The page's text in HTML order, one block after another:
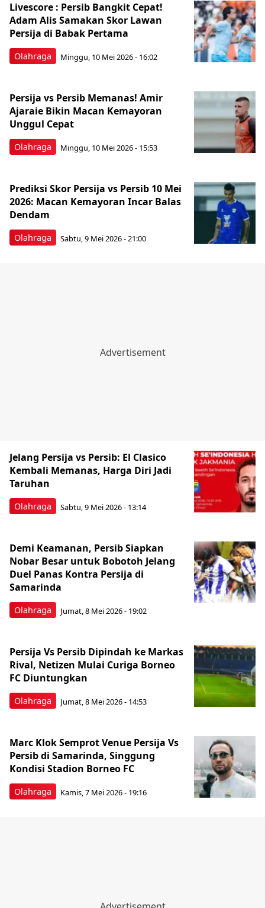
Olahraga
Livescore : Persib Bangkit Cepat!
Adam Alis Samakan Skor Lawan
Persija di Babak Pertama
Minggu, 10 Mei 2026 - 16:02
Olahraga
Persija vs Persib Memanas! Amir
Ajaraie Bikin Macan Kemayoran
Unggul Cepat
Minggu, 10 Mei 2026 - 15:53
Olahraga
Prediksi Skor Persija vs Persib 10 Mei
2026: Macan Kemayoran Incar Balas
Dendam
Sabtu, 9 Mei 2026 - 21:00
Olahraga
Jelang Persija vs Persib: El Clasico
Kembali Memanas, Harga Diri Jadi
Taruhan
Sabtu, 9 Mei 2026 - 13:14
Olahraga
Demi Keamanan, Persib Siapkan
Nobar Besar untuk Bobotoh Jelang
Duel Panas Kontra Persija di
Samarinda
Jumat, 8 Mei 2026 - 19:02
Olahraga
Persija Vs Persib Dipindah ke Markas
Rival, Netizen Mulai Curiga Borneo
FC Diuntungkan
Jumat, 8 Mei 2026 - 14:53
Olahraga
Marc Klok Semprot Venue Persija Vs
Persib di Samarinda, Singgung
Kondisi Stadion Borneo FC
Kamis, 7 Mei 2026 - 19:16